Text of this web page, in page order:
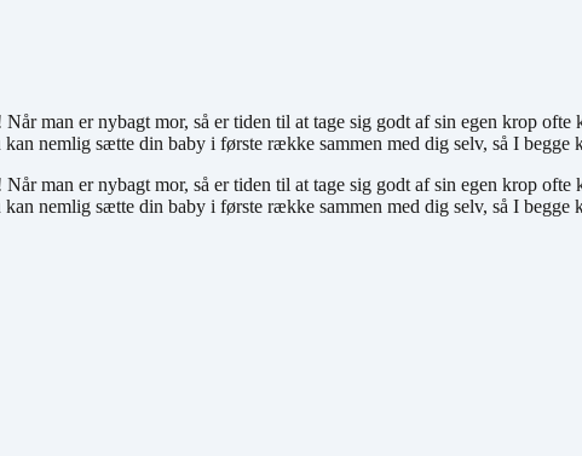
man er nybagt mor, så er tiden til at tage sig godt af sin egen krop
nemlig sætte din baby i første række sammen med dig selv, så I begge
man er nybagt mor, så er tiden til at tage sig godt af sin egen krop
nemlig sætte din baby i første række sammen med dig selv, så I begge